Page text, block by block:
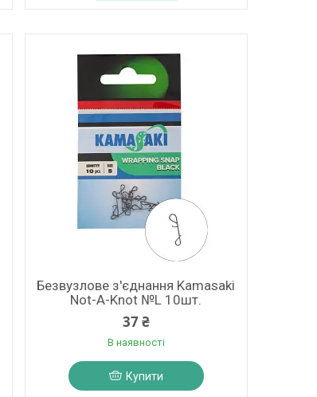
Безвузлове з'єднання Kamasaki
Not-A-Knot №L 10шт.
37 ₴
В наявності
Купити